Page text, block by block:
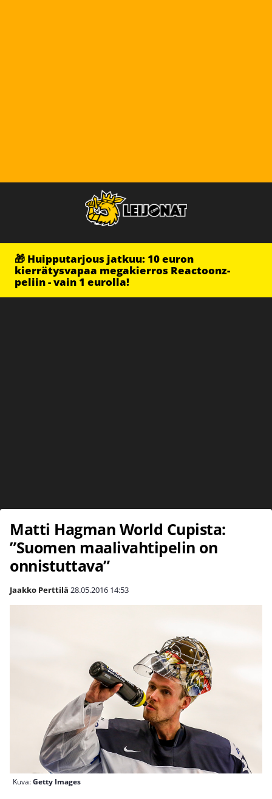
🎁 Huipputarjous jatkuu: 10 euron
kierrätysvapaa megakierros Reactoonz-
peliin - vain 1 eurolla!
Matti Hagman World Cupista:
”Suomen maalivahtipelin on
onnistuttava”
Jaakko Perttilä 28.05.2016 14:53
Kuva:Getty Images